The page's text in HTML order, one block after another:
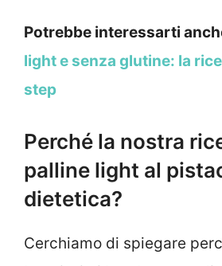
Potrebbe interessarti
light e senza glutine: la
step
Perché la nostra
palline light al
dietetica?
Cerchiamo di spiegare